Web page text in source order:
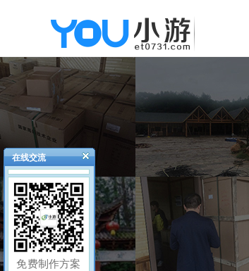
在线交流
免费制作方案